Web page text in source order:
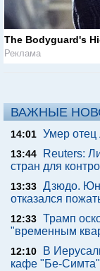
The Bodyguard's
Реклама
ВАЖНЫЕ
14:01 Умер
13:44
Reuters:
стран для
13:33 Дзюдо.
отказался
12:33 Трамп
"временным
12:10
В
кафе "Бе-